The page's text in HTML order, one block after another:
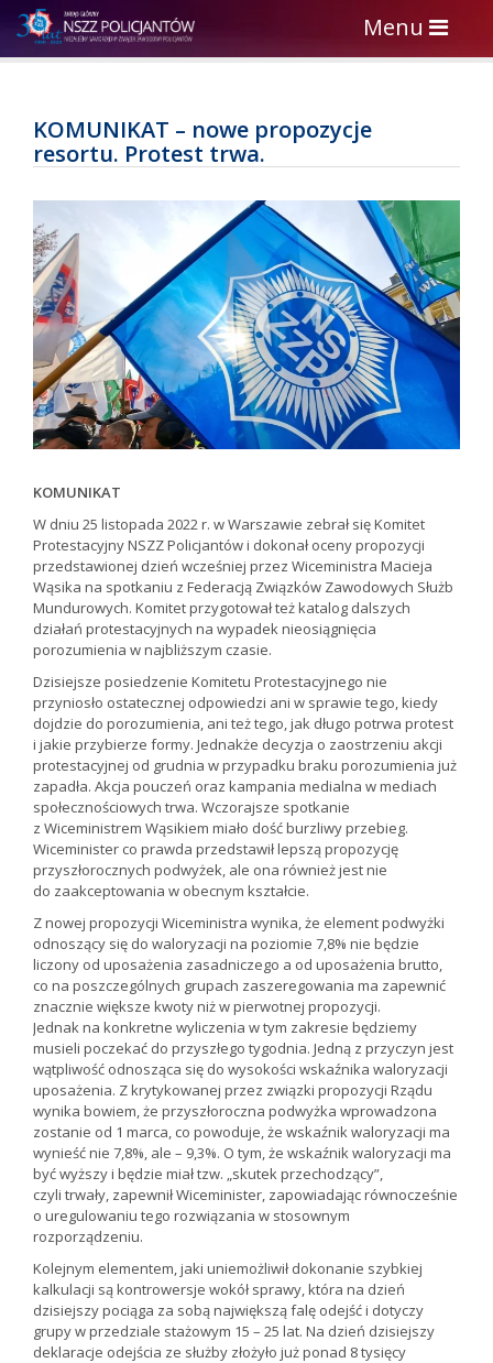
Toggle
navigation
Menu
KOMUNIKAT – nowe propozycje
resortu. Protest trwa.
KOMUNIKAT
W dniu 25 listopada 2022 r. w Warszawie zebrał się Komitet
Protestacyjny NSZZ Policjantów i dokonał oceny propozycji
przedstawionej dzień wcześniej przez Wiceministra Macieja
Wąsika na spotkaniu z Federacją Związków Zawodowych Służb
Mundurowych. Komitet przygotował też katalog dalszych
działań protestacyjnych na wypadek nieosiągnięcia
porozumienia w najbliższym czasie.
Dzisiejsze posiedzenie Komitetu Protestacyjnego nie
przyniosło ostatecznej odpowiedzi ani w sprawie tego, kiedy
dojdzie do porozumienia, ani też tego, jak długo potrwa protest
i jakie przybierze formy. Jednakże decyzja o zaostrzeniu akcji
protestacyjnej od grudnia w przypadku braku porozumienia już
zapadła. Akcja pouczeń oraz kampania medialna w mediach
społecznościowych trwa. Wczorajsze spotkanie
z Wiceministrem Wąsikiem miało dość burzliwy przebieg.
Wiceminister co prawda przedstawił lepszą propozycję
przyszłorocznych podwyżek, ale ona również jest nie
do zaakceptowania w obecnym kształcie.
Z nowej propozycji Wiceministra wynika, że element podwyżki
odnoszący się do waloryzacji na poziomie 7,8% nie będzie
liczony od uposażenia zasadniczego a od uposażenia brutto,
co na poszczególnych grupach zaszeregowania ma zapewnić
znacznie większe kwoty niż w pierwotnej propozycji.
Jednak na konkretne wyliczenia w tym zakresie będziemy
musieli poczekać do przyszłego tygodnia. Jedną z przyczyn jest
wątpliwość odnosząca się do wysokości wskaźnika waloryzacji
uposażenia. Z krytykowanej przez związki propozycji Rządu
wynika bowiem, że przyszłoroczna podwyżka wprowadzona
zostanie od 1 marca, co powoduje, że wskaźnik waloryzacji ma
wynieść nie 7,8%, ale – 9,3%. O tym, że wskaźnik waloryzacji ma
być wyższy i będzie miał tzw. „skutek przechodzący”,
czyli trwały, zapewnił Wiceminister, zapowiadając równocześnie
o uregulowaniu tego rozwiązania w stosownym
rozporządzeniu.
Kolejnym elementem, jaki uniemożliwił dokonanie szybkiej
kalkulacji są kontrowersje wokół sprawy, która na dzień
dzisiejszy pociąga za sobą największą falę odejść i dotyczy
grupy w przedziale stażowym 15 – 25 lat. Na dzień dzisiejszy
deklaracje odejścia ze służby złożyło już ponad 8 tysięcy